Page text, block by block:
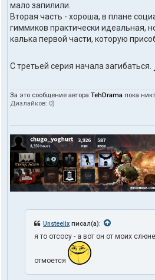
мало запилили.
Вторая часть - хороша, в плане
гиммиков практически идеальная,
калька первой части, которую
С третьей серия начала загибаться.
За это сообщение автора TehDrama пока
Дизлайков: 0)
Unsteelix писал(а):
я то отсосу - а вот он от моих
отмоется